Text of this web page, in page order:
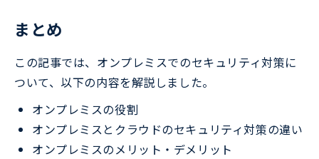
まとめ
この記事では、オンプレミスでのセキュリティ対策に
ついて、以下の内容を解説しました。
オンプレミスの役割
オンプレミスとクラウドのセキュリティ対策の違い
オンプレミスのメリット・デメリット